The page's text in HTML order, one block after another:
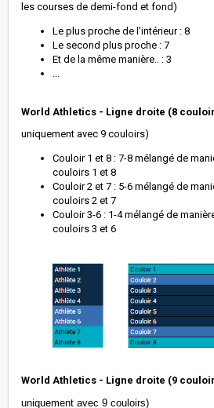
les courses de demi-fond et fond)
Le plus proche de l'intérieur : 8
Le second plus proche : 7
Et de la même manière.. : 3
...
World Athletics - Ligne droite (8
uniquement avec 9 couloirs)
Couloir 1 et 8 : 7-8 mélangé de
couloirs 1 et 8
Couloir 2 et 7 : 5-6 mélangé de
couloirs 2 et 7
Couloir 3-6 : 1-4 mélangé de
couloirs 3 et 6
World Athletics - Ligne droite (9
uniquement avec 9 couloirs)